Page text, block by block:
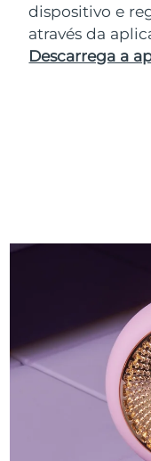
dispositivo e
através da
Descarrega a